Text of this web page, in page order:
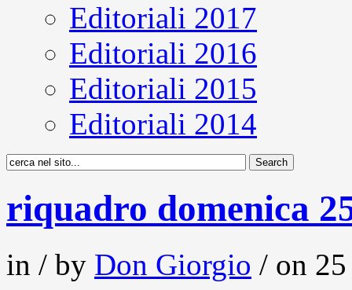
Editoriali 2017
Editoriali 2016
Editoriali 2015
Editoriali 2014
riquadro domenica
in / by Don Giorgio / on